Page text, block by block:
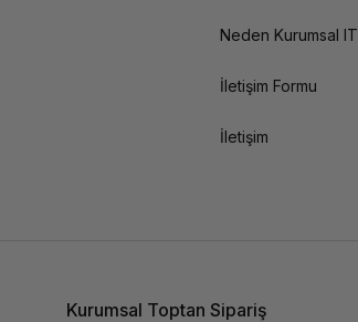
Neden Kurumsal IT
İletişim Formu
İletişim
Kurumsal Toptan Sipariş